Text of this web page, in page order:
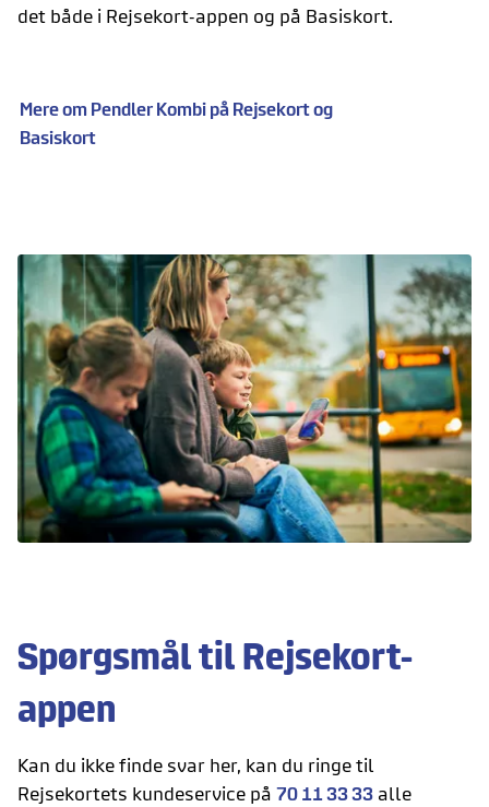
det både i Rejsekort-appen og på Basiskort.
Mere om Pendler Kombi på Rejsekort og
Basiskort
Spørgsmål til Rejsekort-
appen
Kan du ikke finde svar her, kan du ringe til
Rejsekortets kundeservice på 70 11 33 33 alle